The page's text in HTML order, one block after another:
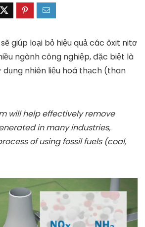
sẽ giúp loại bỏ hiệu quả các ôxit nitơ
ngành công nghiệp, đặc biệt là
nhiên liệu hoá thạch (than
will help effectively remove
in many industries,
of using fossil fuels (coal,